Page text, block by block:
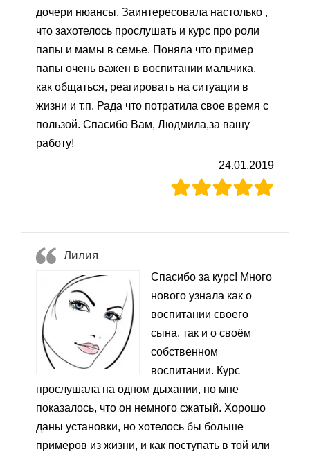
дочери нюансы. Заинтересовала настолько ,
что захотелось прослушать и курс про роли
папы и мамы в семье. Поняла что пример
папы очень важен в воспитании мальчика,
как общаться, реагировать на ситуации в
жизни и т.п. Рада что потратила свое время с
пользой. Спасибо Вам, Людмила,за вашу
работу!
24.01.2019
Лилия
Спасибо за курс! Много
нового узнала как о
воспитании своего
сына, так и о своём
собственном
воспитании. Курс
прослушала на одном дыхании, но мне
показалось, что он немного сжатый. Хорошо
даны установки, но хотелось бы больше
примеров из жизни, и как поступать в той или